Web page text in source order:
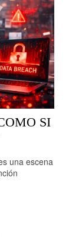
SI
una escena